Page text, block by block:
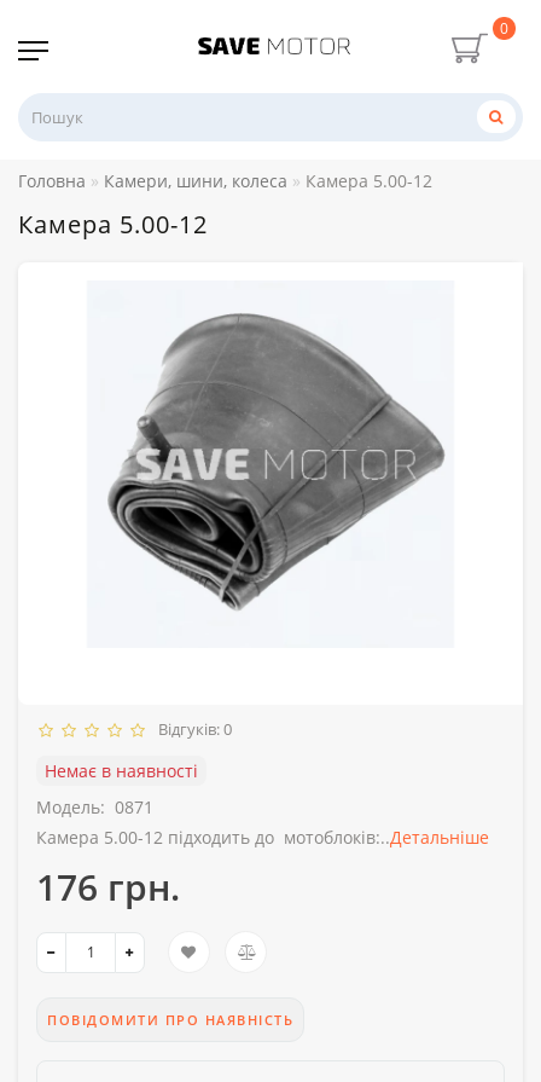
0
Головна Камери, шини, колеса Камера 5.00-12
Камера 5.00-12
Відгуків: 0
Немає в наявності
Модель: 0871
Камера 5.00-12 підходить до мотоблоків:..Детальніше
176 грн.
ПОВІДОМИТИ ПРО НАЯВНІСТЬ